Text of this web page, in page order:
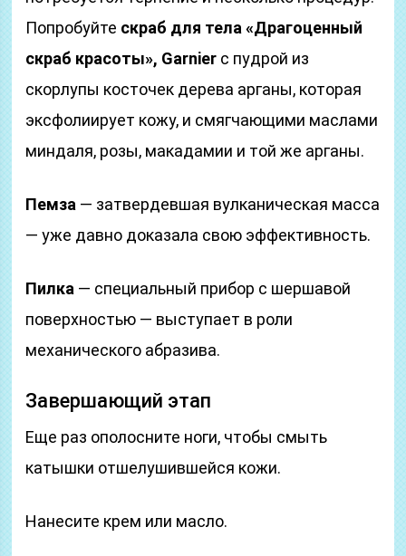
Попробуйте скраб для тела «Драгоценный
скраб красоты», Garnier с пудрой из
скорлупы косточек дерева арганы, которая
эксфолиирует кожу, и смягчающими маслами
миндаля, розы, макадамии и той же арганы.
Пемза — затвердевшая вулканическая масса
— уже давно доказала свою эффективность.
Пилка — специальный прибор с шершавой
поверхностью — выступает в роли
механического абразива.
Завершающий этап
Еще раз ополосните ноги, чтобы смыть
катышки отшелушившейся кожи.
Нанесите крем или масло.